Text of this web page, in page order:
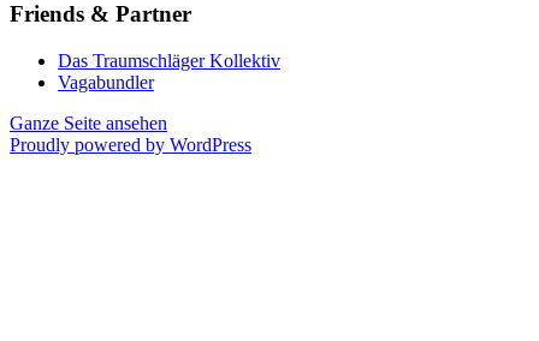
Friends & Partner
Das Traumschläger Kollektiv
Vagabundler
Ganze Seite ansehen
Proudly powered by WordPress